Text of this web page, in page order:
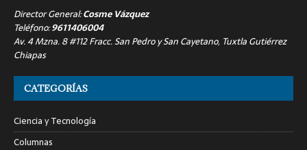
Director General:Cosme Vázquez
Teléfono:9611406004
Av. 4 Mzna. 8 #112 Fracc. San Pedro y San Cayetano, Tuxtla Gutiérrez
Chiapas
CATEGORÍAS
Ciencia y Tecnología
Columnas